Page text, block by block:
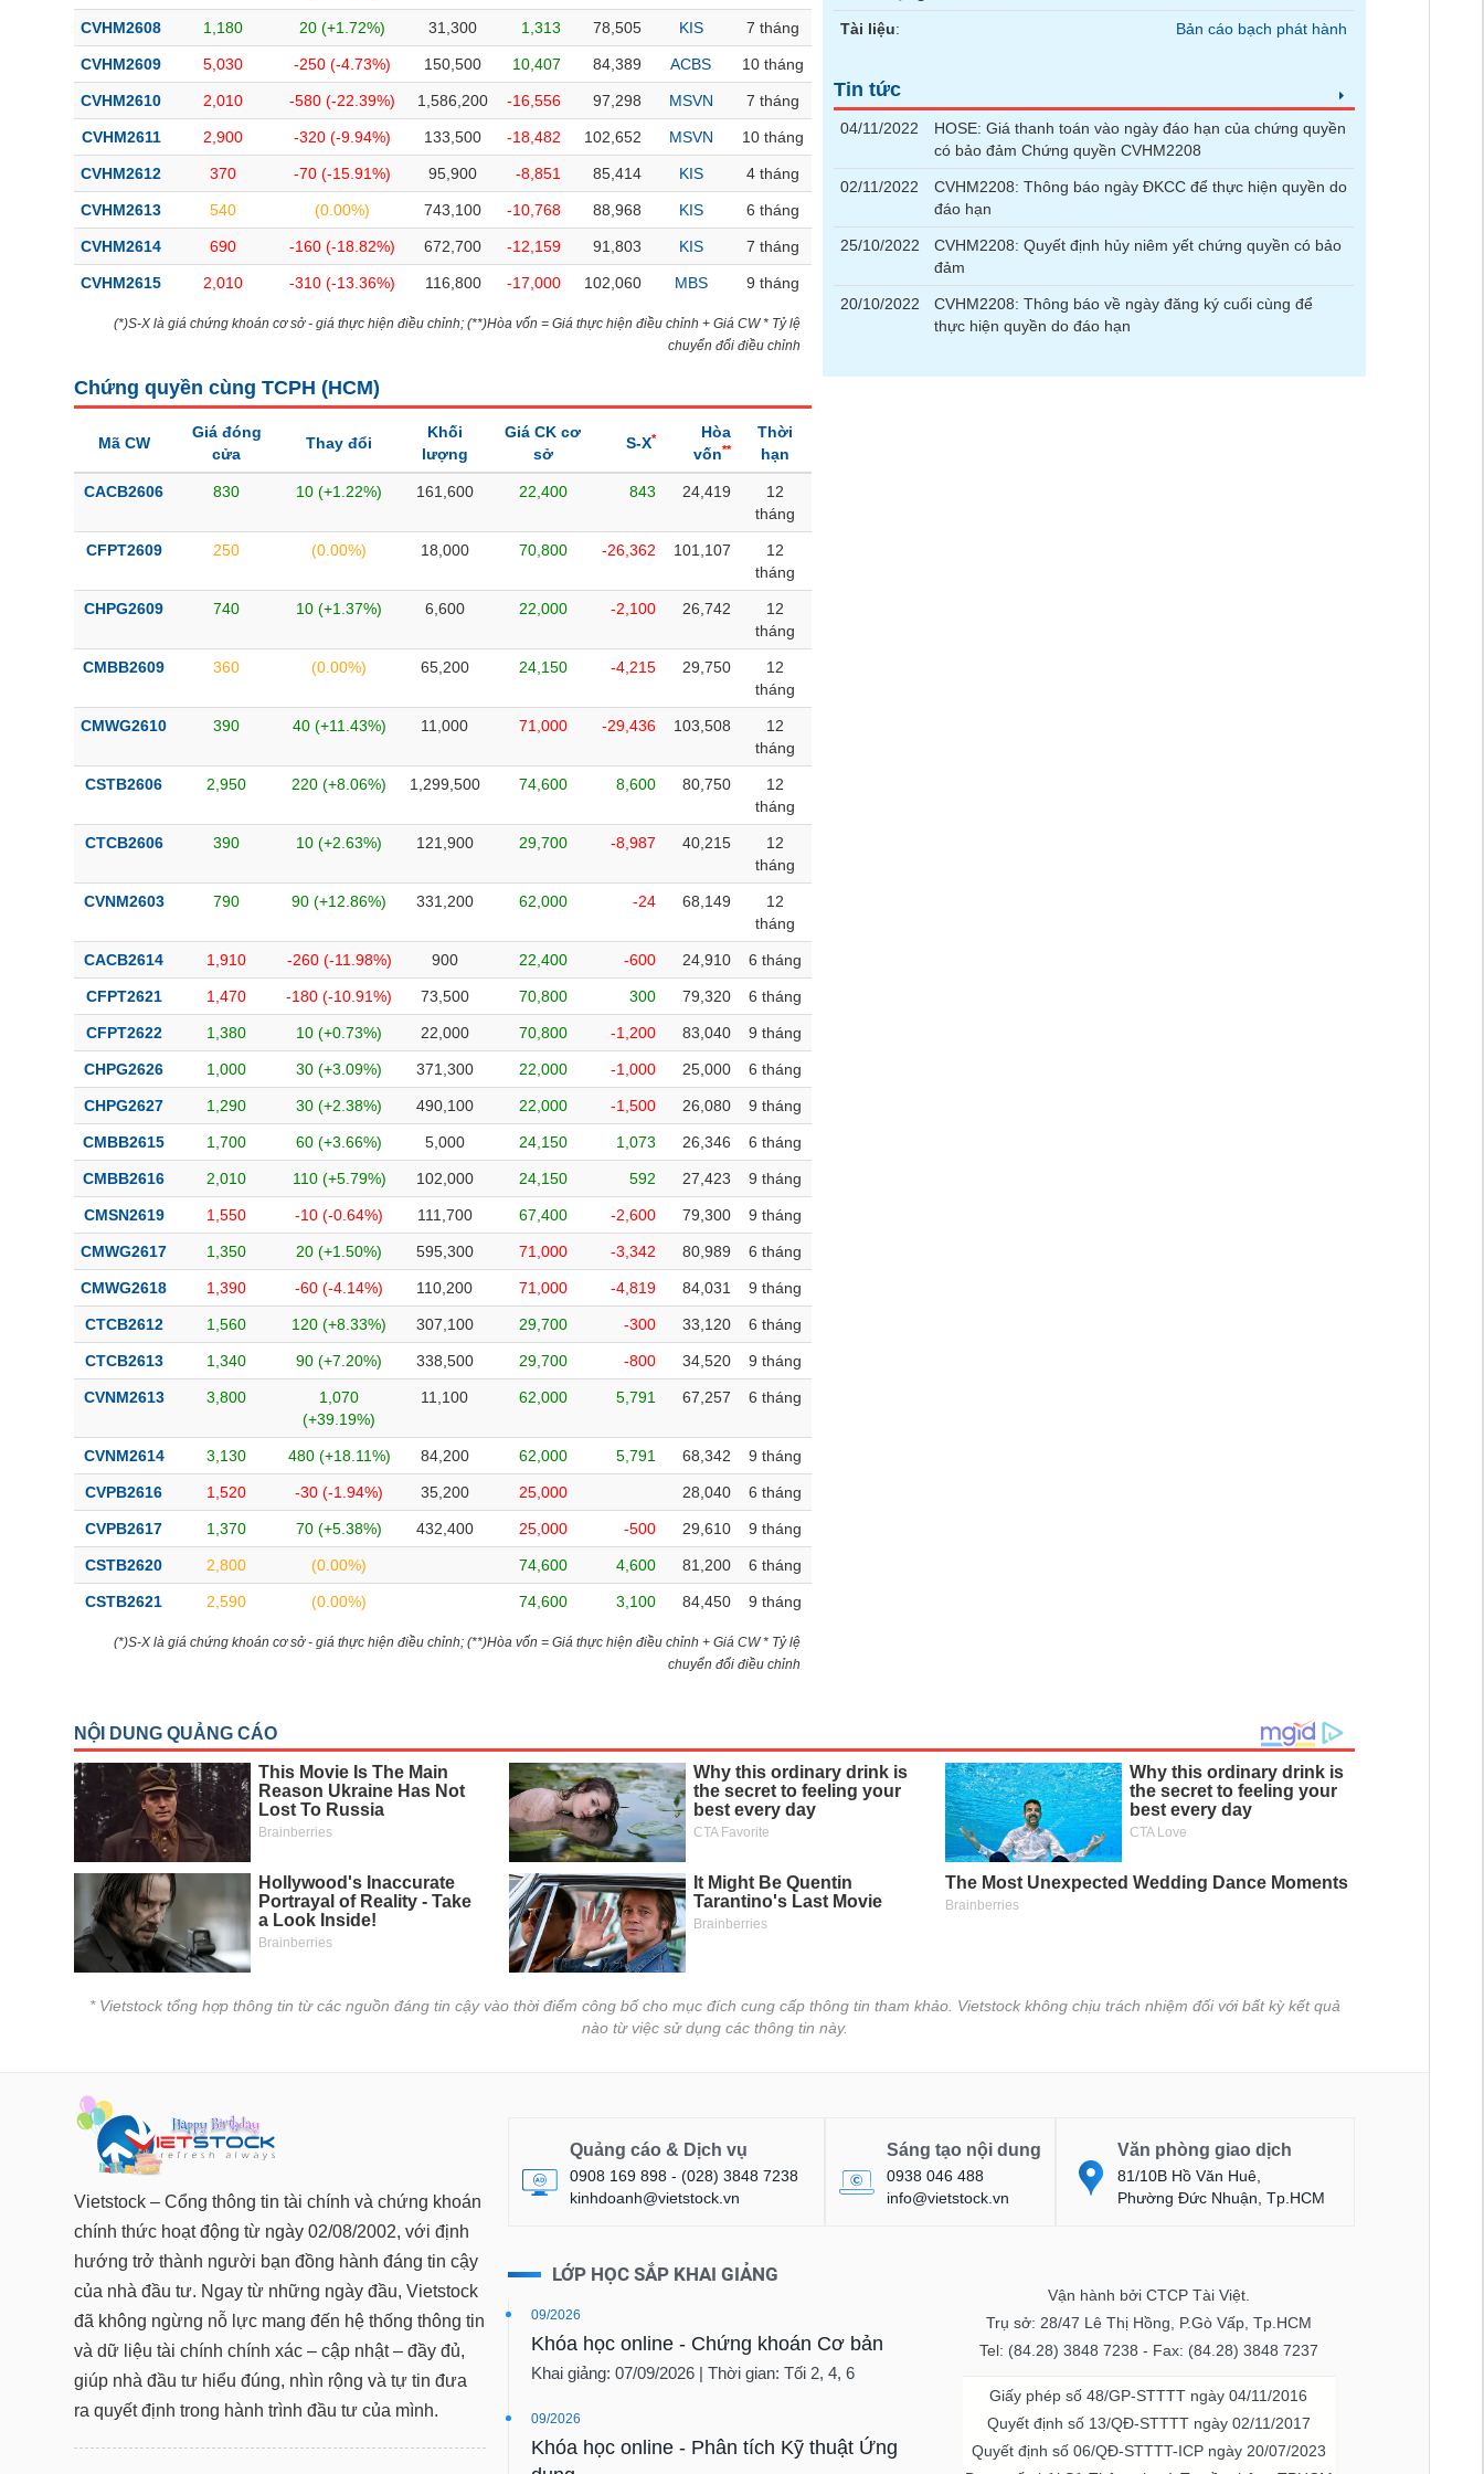
CVHM2608 1,180 20 (+1.72%) 31,300 1,313 78,505 KIS 7 tháng
CVHM2609 5,030 -250 (-4.73%) 150,500 10,407 84,389 ACBS 10 tháng
CVHM2610 2,010 -580 (-22.39%) 1,586,200 -16,556 97,298 MSVN 7 tháng
CVHM2611 2,900 -320 (-9.94%) 133,500 -18,482 102,652 MSVN 10 tháng
CVHM2612 370 -70 (-15.91%) 95,900 -8,851 85,414 KIS 4 tháng
CVHM2613 540 (0.00%) 743,100 -10,768 88,968 KIS 6 tháng
CVHM2614 690 -160 (-18.82%) 672,700 -12,159 91,803 KIS 7 tháng
CVHM2615 2,010 -310 (-13.36%) 116,800 -17,000 102,060 MBS 9 tháng
(*)S-X là giá chứng khoán cơ sở - giá thực hiện điều chỉnh; (**)Hòa vốn = Giá thực hiện điều chỉnh + Giá CW * Tỷ lệ
chuyển đổi điều chỉnh
Chứng quyền cùng TCPH (HCM)
Mã CW
Giá đóng
cửa
Thay đổi
Khối
lượng
Giá CK cơ
sở
S-X*
Hòa
vốn**
Thời
hạn
CACB2606 830 10 (+1.22%) 161,600 22,400 843 24,419
12
tháng
CFPT2609 250 (0.00%) 18,000 70,800 -26,362 101,107
12
tháng
CHPG2609 740 10 (+1.37%) 6,600 22,000 -2,100 26,742
12
tháng
CMBB2609 360 (0.00%) 65,200 24,150 -4,215 29,750
12
tháng
CMWG2610 390 40 (+11.43%) 11,000 71,000 -29,436 103,508
12
tháng
CSTB2606 2,950 220 (+8.06%) 1,299,500 74,600 8,600 80,750
12
tháng
CTCB2606 390 10 (+2.63%) 121,900 29,700 -8,987 40,215
12
tháng
CVNM2603 790 90 (+12.86%) 331,200 62,000 -24 68,149
12
tháng
CACB2614 1,910 -260 (-11.98%) 900 22,400 -600 24,910 6 tháng
CFPT2621 1,470 -180 (-10.91%) 73,500 70,800 300 79,320 6 tháng
CFPT2622 1,380 10 (+0.73%) 22,000 70,800 -1,200 83,040 9 tháng
CHPG2626 1,000 30 (+3.09%) 371,300 22,000 -1,000 25,000 6 tháng
CHPG2627 1,290 30 (+2.38%) 490,100 22,000 -1,500 26,080 9 tháng
CMBB2615 1,700 60 (+3.66%) 5,000 24,150 1,073 26,346 6 tháng
CMBB2616 2,010 110 (+5.79%) 102,000 24,150 592 27,423 9 tháng
CMSN2619 1,550 -10 (-0.64%) 111,700 67,400 -2,600 79,300 9 tháng
CMWG2617 1,350 20 (+1.50%) 595,300 71,000 -3,342 80,989 6 tháng
CMWG2618 1,390 -60 (-4.14%) 110,200 71,000 -4,819 84,031 9 tháng
CTCB2612 1,560 120 (+8.33%) 307,100 29,700 -300 33,120 6 tháng
CTCB2613 1,340 90 (+7.20%) 338,500 29,700 -800 34,520 9 tháng
CVNM2613 3,800
1,070
(+39.19%)
11,100 62,000 5,791 67,257 6 tháng
CVNM2614 3,130 480 (+18.11%) 84,200 62,000 5,791 68,342 9 tháng
CVPB2616 1,520 -30 (-1.94%) 35,200 25,000 28,040 6 tháng
CVPB2617 1,370 70 (+5.38%) 432,400 25,000 -500 29,610 9 tháng
CSTB2620 2,800 (0.00%) 74,600 4,600 81,200 6 tháng
CSTB2621 2,590 (0.00%) 74,600 3,100 84,450 9 tháng
(*)S-X là giá chứng khoán cơ sở - giá thực hiện điều chỉnh; (**)Hòa vốn = Giá thực hiện điều chỉnh + Giá CW * Tỷ lệ
chuyển đổi điều chỉnh
Tài liệu: Bản cáo bạch phát hành
Tin tức
04/11/2022
HOSE: Giá thanh toán vào ngày đáo hạn của chứng quyền
có bảo đảm Chứng quyền CVHM2208
02/11/2022
CVHM2208: Thông báo ngày ĐKCC để thực hiện quyền do
đáo hạn
25/10/2022
CVHM2208: Quyết định hủy niêm yết chứng quyền có bảo
đảm
20/10/2022
CVHM2208: Thông báo về ngày đăng ký cuối cùng để
thực hiện quyền do đáo hạn
* Vietstock tổng hợp thông tin từ các nguồn đáng tin cậy vào thời điểm công bố cho mục đích cung cấp thông tin tham khảo. Vietstock không chịu trách nhiệm đối với bất kỳ kết quả
nào từ việc sử dụng các thông tin này.
Vietstock – Cổng thông tin tài chính và chứng khoán
chính thức hoạt động từ ngày 02/08/2002, với định
hướng trở thành người bạn đồng hành đáng tin cậy
của nhà đầu tư. Ngay từ những ngày đầu, Vietstock
đã không ngừng nỗ lực mang đến hệ thống thông tin
và dữ liệu tài chính chính xác – cập nhật – đầy đủ,
giúp nhà đầu tư hiểu đúng, nhìn rộng và tự tin đưa
ra quyết định trong hành trình đầu tư của mình.
Quảng cáo & Dịch vụ
0908 169 898 - (028) 3848 7238
kinhdoanh@vietstock.vn
Sáng tạo nội dung
0938 046 488
info@vietstock.vn
Văn phòng giao dịch
81/10B Hồ Văn Huê,
Phường Đức Nhuận, Tp.HCM
LỚP HỌC SẮP KHAI GIẢNG
09/2026
Khóa học online - Chứng khoán Cơ bản
Khai giảng: 07/09/2026 | Thời gian: Tối 2, 4, 6
09/2026
Khóa học online - Phân tích Kỹ thuật Ứng
Vận hành bởi CTCP Tài Việt.
Trụ sở: 28/47 Lê Thị Hồng, P.Gò Vấp, Tp.HCM
Tel: (84.28) 3848 7238 - Fax: (84.28) 3848 7237
Giấy phép số 48/GP-STTTT ngày 04/11/2016
Quyết định số 13/QĐ-STTTT ngày 02/11/2017
Quyết định số 06/QĐ-STTTT-ICP ngày 20/07/2023
Bài viết của tác giả(-)
Báo cáo phân tích(-)
Thuật ngữ(-)
Dịch vụ(-)
Đào tạo
Truyền thông tài chính